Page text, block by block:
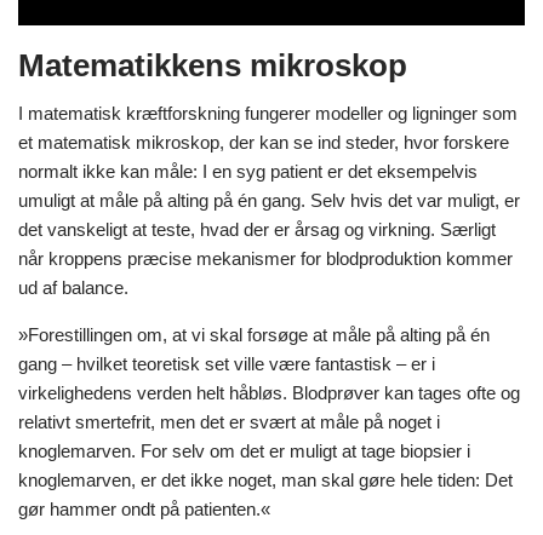
Matematikkens mikroskop
I matematisk kræftforskning fungerer modeller og ligninger som
et matematisk mikroskop, der kan se ind steder, hvor forskere
normalt ikke kan måle: I en syg patient er det eksempelvis
umuligt at måle på alting på én gang. Selv hvis det var muligt, er
det vanskeligt at teste, hvad der er årsag og virkning. Særligt
når kroppens præcise mekanismer for blodproduktion kommer
ud af balance.
»Forestillingen om, at vi skal forsøge at måle på alting på én
gang – hvilket teoretisk set ville være fantastisk – er i
virkelighedens verden helt håbløs. Blodprøver kan tages ofte og
relativt smertefrit, men det er svært at måle på noget i
knoglemarven. For selv om det er muligt at tage biopsier i
knoglemarven, er det ikke noget, man skal gøre hele tiden: Det
gør hammer ondt på patienten.«